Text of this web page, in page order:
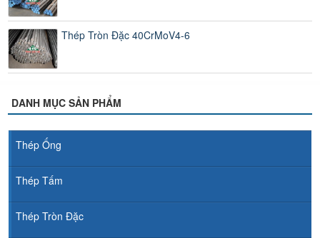
Thép Tròn Đặc 40CrMoV4-6
DANH MỤC SẢN PHẨM
Thép Ống
Thép Tấm
Thép Tròn Đặc